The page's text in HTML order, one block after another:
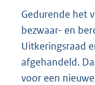
Gedurende het
bezwaar- en
Uitkeringsraad
afgehandeld.
voor een